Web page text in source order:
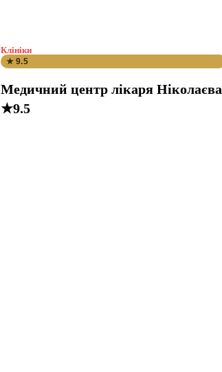
Клініки
★ 9.5
Медичний центр лікаря Ніколаєва
★9.5